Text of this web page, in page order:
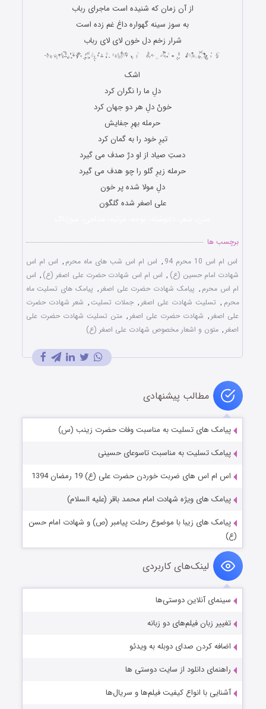
از آن زمان که شنیده است ماجرای رباب
به سوز سینه گهواره داغ غم زده است
شرار زخم دل خون لای لای رباب
اشک
دلِ ما را نگران کرد
خونْ دلِ هر دو جهان کرد
حرمله بهرِ جفایش
تیرِ خود را به گمان کرد
دستِ صیاد از او درِّ صدف می گیرد
حرمله زیرِ گلو را چو هدف می گیرد
دلِ مولا شده پر خون
علی اصغر شده گلگون
برچسب ها
اس ام اس 10 محرم 94
, اس ام اس شب های ماه محرم , اس ام اس
شهادت امام حسین (ع) , اس ام اس شهادت حضرت علی اصغر (ع) , اس
ام اس محرم , پیامک شهادت حضرت علی اصغر , پیامک های تسلیت ماه
محرم , تسلیت شهادت علی اصغر , جملات تسلیت, شعر شهادت حضرت
علی اصغر , شهادت حضرت علی اصغر , متن تسلیت شهادت حضرت علی
اصغر , متون و اشعار مخصوص شهادت علی اصغر (ع)
مطالب پیشنهادی
پیامک های تسلیت به مناسبت وفات حضرت زینب (س)
پیامک تسلیت به مناسبت تاسوعای حسینی
اس ام اس های ضربت خوردن حضرت علی (ع) 19 رمضان 1394
پیامک های ویژه شهادت امام محمد باقر (علیه السلام)
پیامک های زیبا با موضوع رحلت پیامبر (ص) و شهادت امام حسن
(ع)
لینک‌های کاربردی
سینمای آنلاین دوستی‌ها
تغییر زبان فیلم‌های دو زبانه
اضافه کردن صدای دوبله به ویدئو
راهنمای دانلود از سایت دوستی ها
آشنایی با انواع کیفیت فیلم‌ها و سریال‌ها